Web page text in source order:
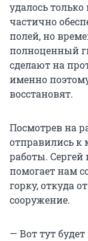
удалось
частично
полей, но
полноценный
сделают на
именно
восстановят.
Посмотрев на
отправились к
работы. Сергей
помогает нам
горку, откуда
сооружение.
— Вот тут